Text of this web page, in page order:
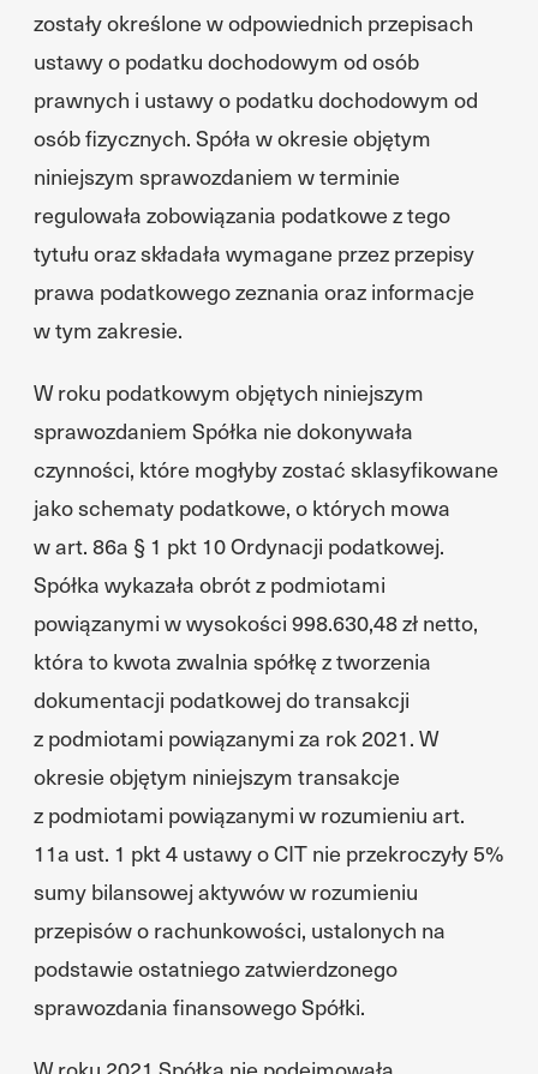
zostały określone w odpowiednich przepisach
ustawy o podatku dochodowym od osób
prawnych i ustawy o podatku dochodowym od
osób fizycznych. Spóła w okresie objętym
niniejszym sprawozdaniem w terminie
regulowała zobowiązania podatkowe z tego
tytułu oraz składała wymagane przez przepisy
prawa podatkowego zeznania oraz informacje
w tym zakresie.
W roku podatkowym objętych niniejszym
sprawozdaniem Spółka nie dokonywała
czynności, które mogłyby zostać sklasyfikowane
jako schematy podatkowe, o których mowa
w art. 86a § 1 pkt 10 Ordynacji podatkowej.
Spółka wykazała obrót z podmiotami
powiązanymi w wysokości 998.630,48 zł netto,
która to kwota zwalnia spółkę z tworzenia
dokumentacji podatkowej do transakcji
z podmiotami powiązanymi za rok 2021. W
okresie objętym niniejszym transakcje
z podmiotami powiązanymi w rozumieniu art.
11a ust. 1 pkt 4 ustawy o CIT nie przekroczyły 5%
sumy bilansowej aktywów w rozumieniu
przepisów o rachunkowości, ustalonych na
podstawie ostatniego zatwierdzonego
sprawozdania finansowego Spółki.